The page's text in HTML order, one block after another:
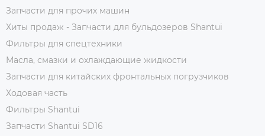
Запчасти для прочих машин
Хиты продаж - Запчасти для бульдозеров Shantui
Фильтры для спецтехники
Масла, смазки и охлаждающие жидкости
Запчасти для китайских фронтальных погрузчиков
Ходовая часть
Фильтры Shantui
Запчасти Shantui SD16